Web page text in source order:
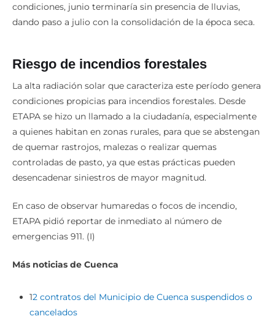
condiciones, junio terminaría sin presencia de lluvias,
dando paso a julio con la consolidación de la época seca.
Riesgo de incendios forestales
La alta radiación solar que caracteriza este período genera
condiciones propicias para incendios forestales. Desde
ETAPA se hizo un llamado a la ciudadanía, especialmente
a quienes habitan en zonas rurales, para que se abstengan
de quemar rastrojos, malezas o realizar quemas
controladas de pasto, ya que estas prácticas pueden
desencadenar siniestros de mayor magnitud.
En caso de observar humaredas o focos de incendio,
ETAPA pidió reportar de inmediato al número de
emergencias 911. (I)
Más noticias de Cuenca
12 contratos del Municipio de Cuenca suspendidos o
cancelados